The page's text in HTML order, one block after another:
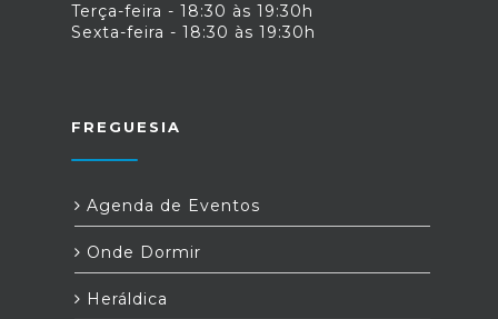
Terça-feira - 18:30 às 19:30h
Sexta-feira - 18:30 às 19:30h
FREGUESIA
Agenda de Eventos
Onde Dormir
Heráldica